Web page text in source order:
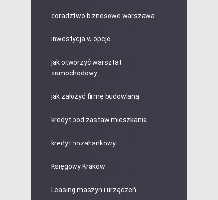
doradztwo biznesowe warszawa
inwestycja w opcje
jak otworzyć warsztat
samochodowy
jak założyć firmę budowlaną
kredyt pod zastaw mieszkania
kredyt pozabankowy
Księgowy Kraków
Leasing maszyn i urządzeń